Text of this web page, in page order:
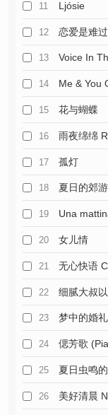
11 Ljósie
12 恋爱是难
13 Voice In
14 Me & You
15 花与蝴蝶
16 雨夜绵绵
17 孤灯
18 夏日的郊游
19 Una
20 女儿情
21 无心快语
22 细腻大叔
23 梦中的婚礼
24 偲芳歌
25 夏日虫鸣
26 美好清晨